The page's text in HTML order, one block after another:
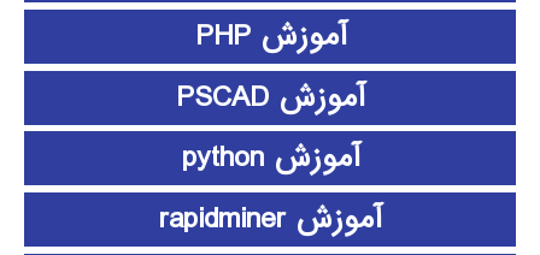
آموزش PHP
آموزش PSCAD
آموزش python
آموزش rapidminer